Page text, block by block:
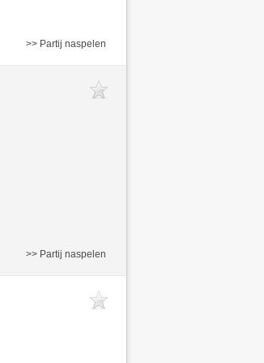
>> Partij naspelen
>> Partij naspelen